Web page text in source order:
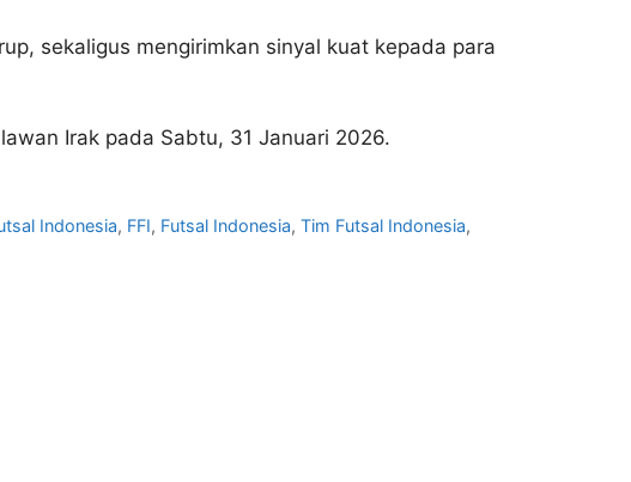
sekaligus mengirimkan sinyal kuat kepada para
Irak pada Sabtu, 31 Januari 2026.
Indonesia, FFI, Futsal Indonesia,Tim Futsal Indonesia,